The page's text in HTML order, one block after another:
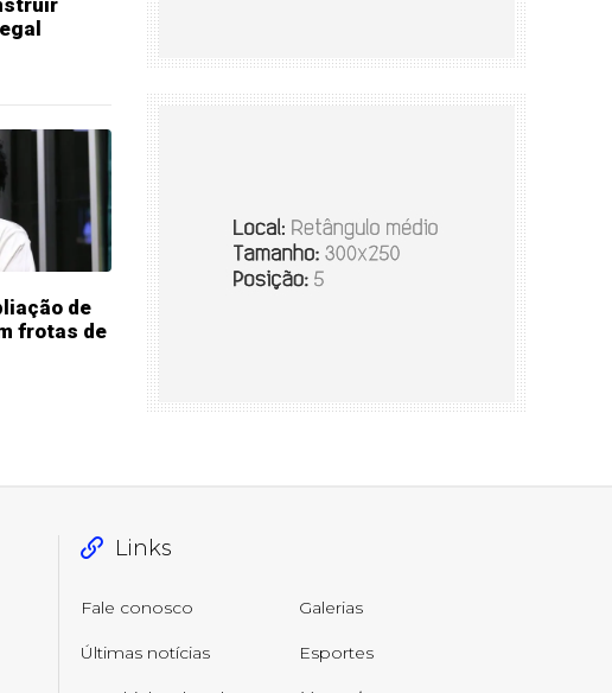
de
frotas de
Links
Fale conosco Galerias
Últimas notícias Esportes